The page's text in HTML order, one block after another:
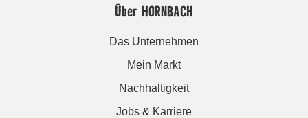
Über HORNBACH
Das Unternehmen
Mein Markt
Nachhaltigkeit
Jobs & Karriere